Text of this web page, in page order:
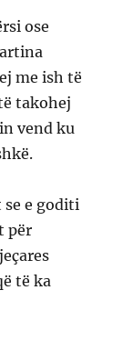
ose
me ish të
takohej
vend ku
se e goditi
për
të ka